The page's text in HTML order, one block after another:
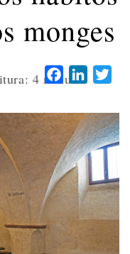
monges
4 minutosFacebook